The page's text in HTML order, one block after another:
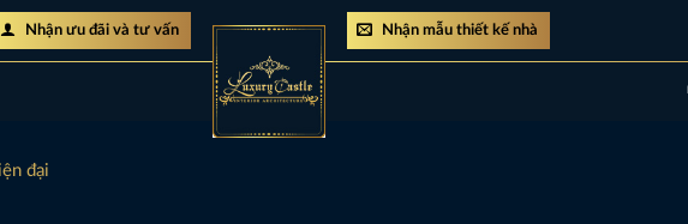
Nhận ưu đãi và tư vấn Nhận mẫu thiết kế nhà
đại